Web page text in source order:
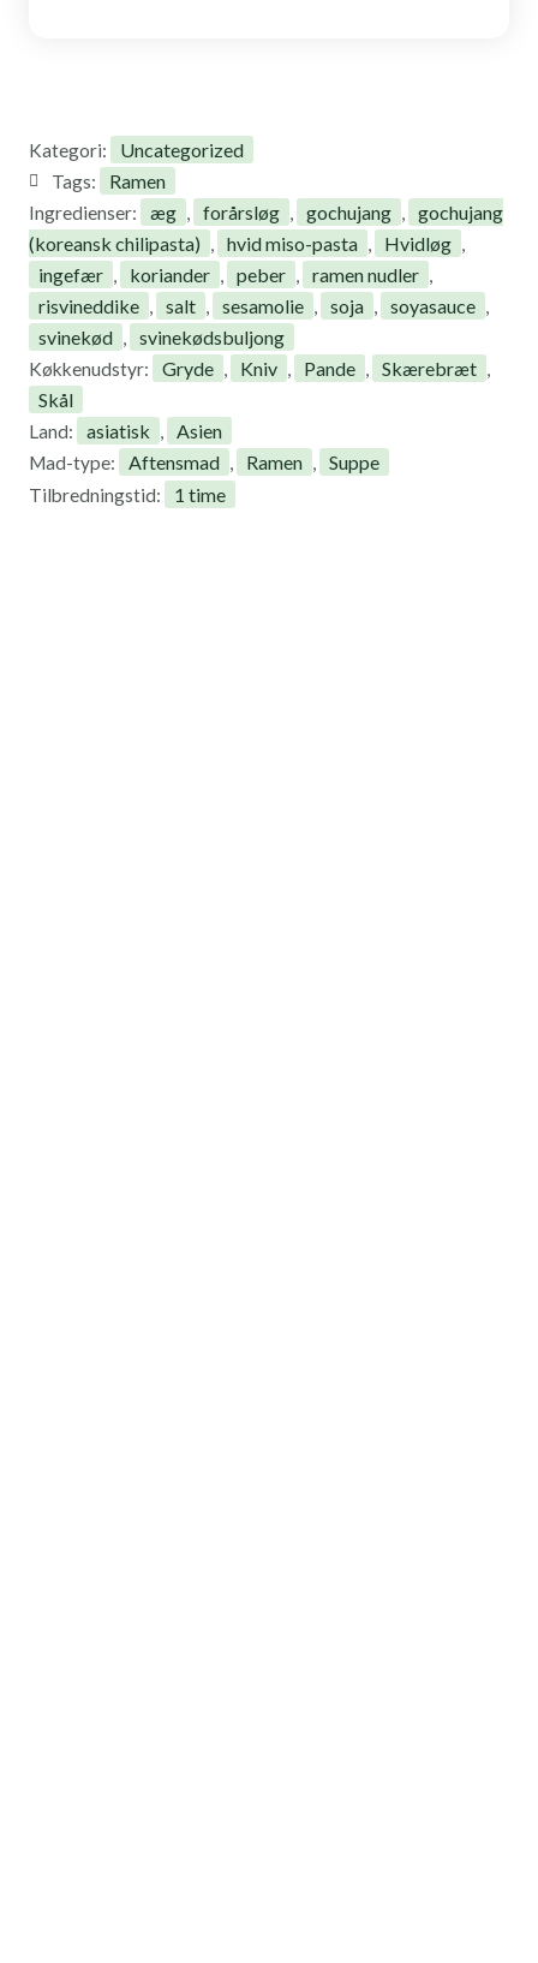
Kategori: Uncategorized
Tags: Ramen
Ingredienser: æg , forårsløg , gochujang ,
gochujang
(koreansk chilipasta) , hvid miso-pasta , Hvidløg ,
ingefær , koriander , peber , ramen nudler ,
risvineddike , salt , sesamolie , soja , soyasauce ,
svinekød , svinekødsbuljong
Køkkenudstyr: Gryde , Kniv , Pande , Skærebræt ,
Skål
Land: asiatisk , Asien
Mad-type: Aftensmad , Ramen , Suppe
Tilbredningstid: 1 time